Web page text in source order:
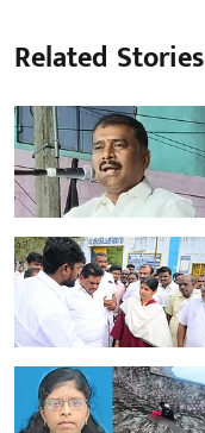
Related Stories